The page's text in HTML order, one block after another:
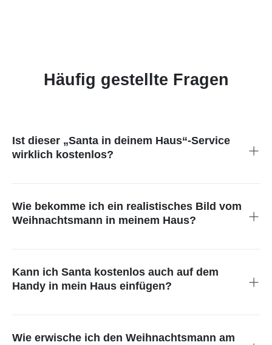
Häufig gestellte Fragen
Ist dieser „Santa in deinem Haus“-Service
wirklich kostenlos?
magische Weihnachtsbeweise zu ermöglichen, ohne teure
Fotografie oder komplexe Bearbeitungsprogramme.
Wie bekomme ich ein realistisches Bild vom
Weihnachtsmann in meinem Haus?
funktioniert am besten mit einem klaren Hintergrund, sodass
Schatten und Farben perfekt zur Weihnachtsszene passen.
Kann ich Santa kostenlos auch auf dem
Handy in mein Haus einfügen?
Smartphone ins Bild setzen – ideal zum spontanen Teilen.
Wie erwische ich den Weihnachtsmann am